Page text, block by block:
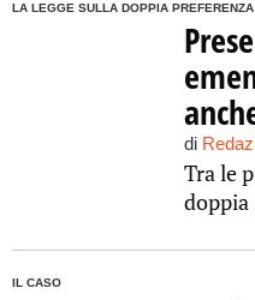
LA LEGGE SULLA DOPPIA PREFERENZA
di
Tra le
doppia
IL CASO